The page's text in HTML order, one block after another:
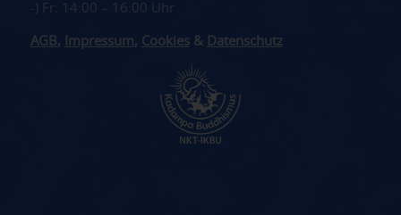
-) Fr: 14:00 – 16:00 Uhr
AGB , Impressum, Cookies& Datenschutz